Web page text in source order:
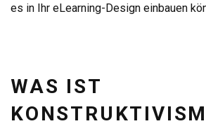
es in Ihr eLearning-Design einbauen
WAS IST